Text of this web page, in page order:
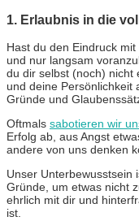
1. Erlaubnis in die
Hast du den Eindruck
und nur langsam
du dir selbst (noch) nicht
und deine Persönlichkeit
Gründe und
Oftmals sabotieren wir
Erfolg ab, aus Angst
andere von uns denken
Unser Unterbewusstsein
Gründe, um etwas nicht
ehrlich mit dir und
ist.